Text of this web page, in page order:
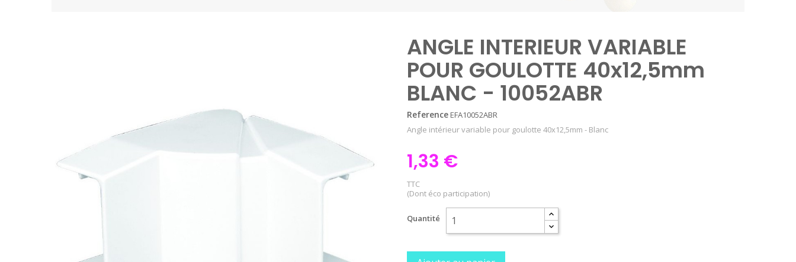
ANGLE INTERIEUR VARIABLE
POUR GOULOTTE 40x12,5mm
BLANC - 10052ABR
Reference EFA10052ABR
Angle intérieur variable pour goulotte 40x12,5mm - Blanc
1,33 €
TTC
(Dont éco participation)
Quantité